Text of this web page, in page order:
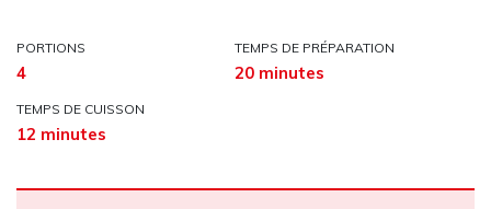
PORTIONS
4
TEMPS DE PRÉPARATION
20 minutes
TEMPS DE CUISSON
12 minutes